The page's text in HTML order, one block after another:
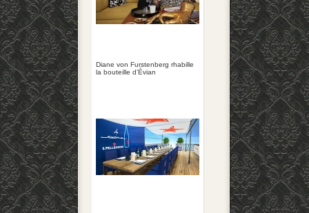
Diane von Furstenberg rhabille
la bouteille d’Évian